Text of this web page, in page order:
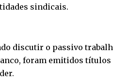
sindicais.
discutir o passivo
foram emitidos títulos